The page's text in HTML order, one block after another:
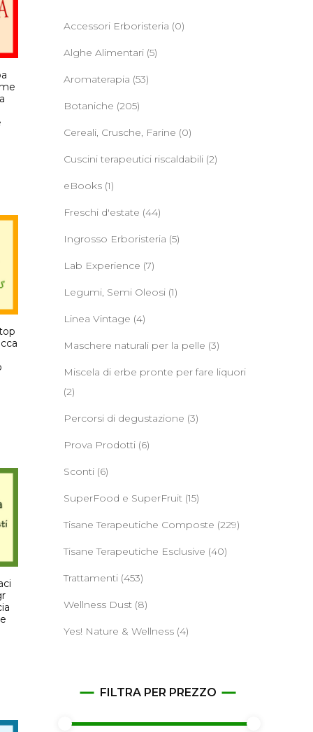
Accessori Erboristeria (0)
Alghe Alimentari (5)
Aromaterapia (53)
Botaniche (205)
Cereali, Crusche, Farine (0)
Cuscini terapeutici riscaldabili (2)
eBooks (1)
Freschi d'estate (44)
Ingrosso Erboristeria (5)
Lab Experience (7)
Legumi, Semi Oleosi (1)
Linea Vintage (4)
Maschere naturali per la pelle (3)
Miscela di erbe pronte per fare liquori
(2)
Percorsi di degustazione (3)
Prova Prodotti (6)
Sconti (6)
SuperFood e SuperFruit (15)
Tisane Terapeutiche Composte (229)
Tisane Terapeutiche Esclusive (40)
Trattamenti (453)
Wellness Dust (8)
Yes! Nature & Wellness (4)
FILTRA PER PREZZO